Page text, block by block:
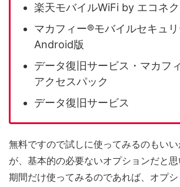
楽天モバイルWiFi by エコネク
マカフィー®︎モバイルセキュリ
Android版
データ復旧サービス・マカフ
アクセスパック
データ復旧サービス
無料ですので試しに使ってみるのもい
が、基本的の必要ないオプションだと
期間だけ使ってみるのであれば、オプ